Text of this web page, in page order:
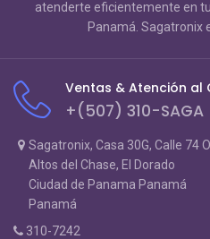
atenderte eficientemente en
Panamá. Sagatronix
Ventas & Atención al
+(507) 310-
Sagatronix, Casa 30G, Calle 74
Altos del Chase, El Dorado
Ciudad de Panama Panamá
Panamá
310-7242